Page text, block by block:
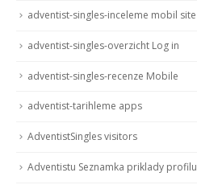
adventist-singles-inceleme mobil site
adventist-singles-overzicht Log in
adventist-singles-recenze Mobile
adventist-tarihleme apps
AdventistSingles visitors
Adventistu Seznamka priklady profilu